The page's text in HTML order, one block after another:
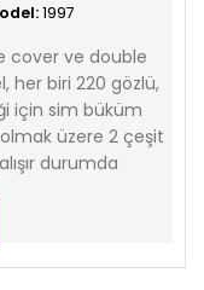
1997
cover ve double
her biri 220 gözlü,
için sim büküm
olmak üzere 2 çeşit
durumda